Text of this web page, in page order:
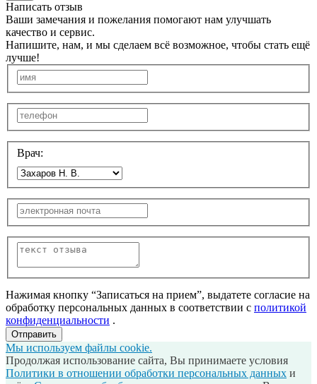
Написать отзыв
Ваши замечания и пожелания помогают нам улучшать
качество и сервис.
Напишите, нам, и мы сделаем всё возможное, чтобы стать ещё
лучше!
Врач:
Нажимая кнопку “Записаться на прием”, выдатете согласие на
обработку персональных данных в соответствии с политикой
конфиденциальности .
Отправить
Мы используем файлы cookie.
Продолжая использование сайта, Вы принимаете условия
Политики в отношении обработки персональных данных и